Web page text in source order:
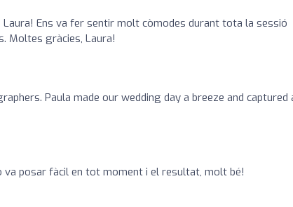
Ens va fer sentir molt còmodes durant tota la sessió
Moltes gràcies, Laura!
Paula made our wedding day a breeze and captured
posar fàcil en tot moment i el resultat, molt bé!